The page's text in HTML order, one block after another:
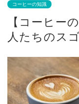
コーヒーの知識
【コーヒー
人たちのス